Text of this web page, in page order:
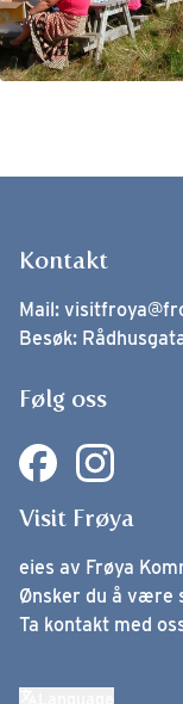
Kontakt
Mail:
Besøk:
Følg oss
Visit Frøya
eies av Frøya
Ønsker du å være
Ta kontakt med